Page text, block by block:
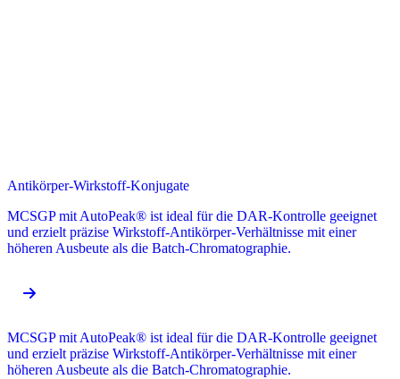
Antikörper-Wirkstoff-Konjugate
MCSGP mit AutoPeak® ist ideal für die DAR-Kontrolle geeignet
und erzielt präzise Wirkstoff-Antikörper-Verhältnisse mit einer
höheren Ausbeute als die Batch-Chromatographie.
MCSGP mit AutoPeak® ist ideal für die DAR-Kontrolle geeignet
und erzielt präzise Wirkstoff-Antikörper-Verhältnisse mit einer
höheren Ausbeute als die Batch-Chromatographie.